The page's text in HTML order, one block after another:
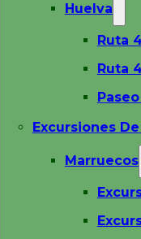
Huelva
Ruta
Ruta
Excursiones De
Marruecos